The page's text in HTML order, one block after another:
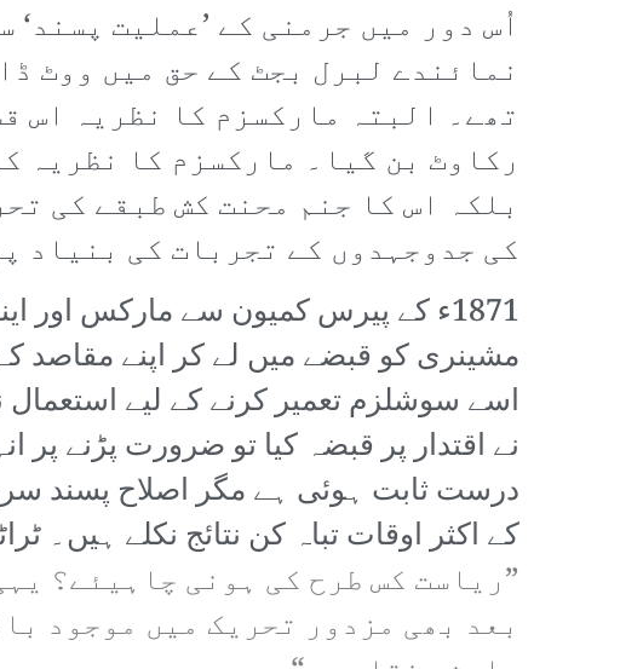
اُس دور میں جرمنی کے ’عملیت
نمائندے لبرل بجٹ کے حق میں ووٹ
تھے۔ البتہ مارکسزم کا نظریہ اس
رکاوٹ بن گیا۔ مارکسزم کا نظریہ
بلکہ اس کا جنم محنت کش طبقے کی
کی جدوجہدوں کے تجربات کی بنیاد
1871ء کے پیرس کمیون سے مارکس اور
مشینری کو قبضے میں لے کر اپنے مقاصد
اسے سوشلزم تعمیر کرنے کے لیے
نے اقتدار پر قبضہ کیا تو ضرورت پڑنے
درست ثابت ہوئی ہے مگر اصلاح پسند
کے اکثر اوقات تباہ کن نتائج نکلے ہیں۔
”ریاست کس طرح کی ہونی چاہیئے؟
بعد بھی مزدور تحریک میں موجود